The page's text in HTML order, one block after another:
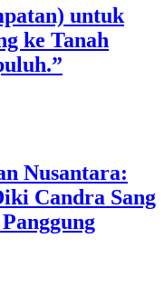
untuk
ke Tanah
Nusantara:
Candra Sang